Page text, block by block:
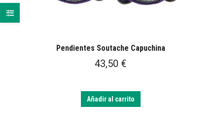
Pendientes Soutache Capuchina
43,50 €
Añadir al carrito